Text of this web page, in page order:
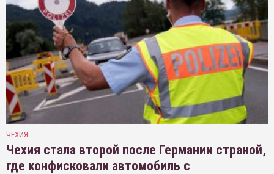
ЧЕХИЯ
Чехия стала второй после Германии страной,
где конфисковали автомобиль с